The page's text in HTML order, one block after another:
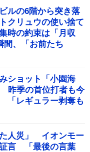
ルの6階から突き落
リュウの使い捨て
時の約束は「月収
間、「お前たち
ショット「小園海
昨季の首位打者も今
「レギュラー剥奪も
た人災」 イオンモー
言 「最後の言葉